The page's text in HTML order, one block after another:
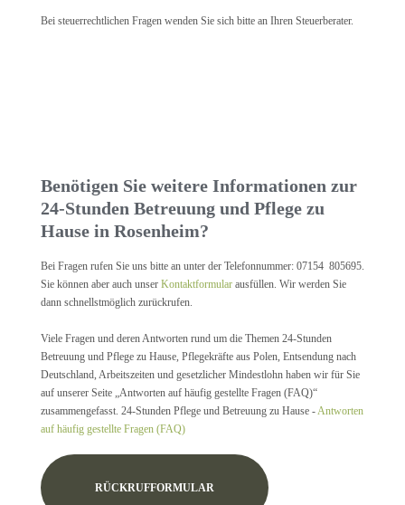
Bei steuerrechtlichen Fragen wenden Sie sich bitte an Ihren Steuerberater.
Benötigen Sie weitere Informationen zur
24-Stunden Betreuung und Pflege zu
Hause in Rosenheim?
Bei Fragen rufen Sie uns bitte an unter der Telefonnummer: 07154 805695.
Sie können aber auch unser Kontaktformular ausfüllen. Wir werden Sie
dann schnellstmöglich zurückrufen.
Viele Fragen und deren Antworten rund um die Themen 24-Stunden
Betreuung und Pflege zu Hause, Pflegekräfte aus Polen, Entsendung nach
Deutschland, Arbeitszeiten und gesetzlicher Mindestlohn haben wir für Sie
auf unserer Seite „Antworten auf häufig gestellte Fragen (FAQ)“
zusammengefasst. 24-Stunden Pflege und Betreuung zu Hause -Antworten
auf häufig gestellte Fragen (FAQ)
RÜCKRUFFORMULAR